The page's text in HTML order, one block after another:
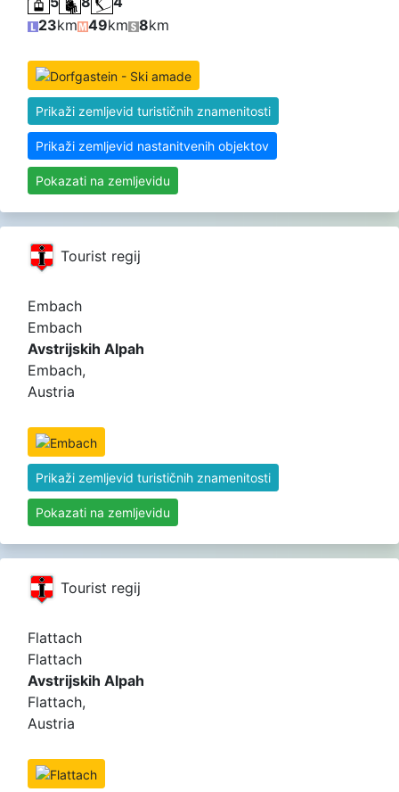
23km 49km 8km
Prikaži zemljevid turističnih znamenitosti
Prikaži zemljevid nastanitvenih objektov
Pokazati na zemljevidu
Tourist regij
Embach
Embach
Avstrijskih Alpah
Embach,
Austria
Prikaži zemljevid turističnih znamenitosti
Pokazati na zemljevidu
Tourist regij
Flattach
Flattach
Avstrijskih Alpah
Flattach,
Austria